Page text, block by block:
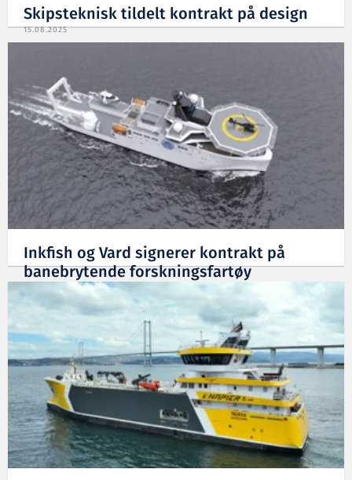
Skipsteknisk tildelt kontrakt på design
15.08.2025
Inkfish og Vard signerer kontrakt på
banebrytende forskningsfartøy